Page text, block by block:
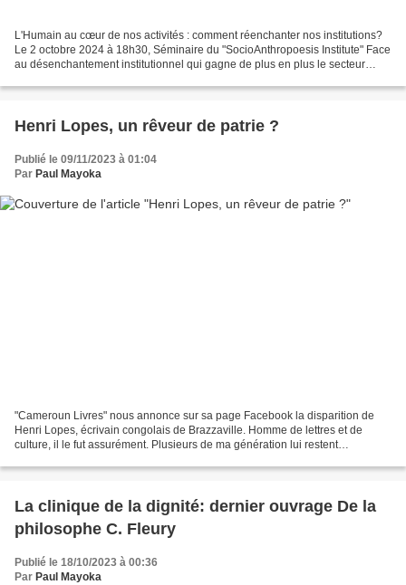
L'Humain au cœur de nos activités : comment réenchanter nos institutions?
Le 2 octobre 2024 à 18h30, Séminaire du "SocioAnthropoesis Institute" Face
au désenchantement institutionnel qui gagne de plus en plus le secteur
Henri Lopes, un rêveur de patrie ?
Publié le 09/11/2023 à 01:04
Par Paul Mayoka
"Cameroun Livres" nous annonce sur sa page Facebook la disparition de
Henri Lopes, écrivain congolais de Brazzaville. Homme de lettres et de
culture, il le fut assurément. Plusieurs de ma génération lui restent
La clinique de la dignité: dernier ouvrage De la
philosophe C. Fleury
Publié le 18/10/2023 à 00:36
Par Paul Mayoka